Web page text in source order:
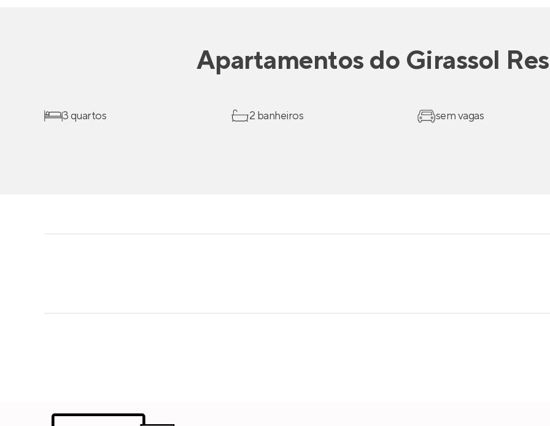
Apartamentos do Girassol
3 quartos 2 banheiros sem vagas